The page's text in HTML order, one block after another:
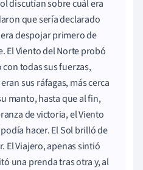
discutían sobre cuál era
que sería declarado
despojar primero de
El Viento del Norte probó
todas sus fuerzas,
sus ráfagas, más cerca
manto, hasta que al fin,
de victoria, el Viento
hacer. El Sol brilló de
El Viajero, apenas sintió
una prenda tras otra y, al